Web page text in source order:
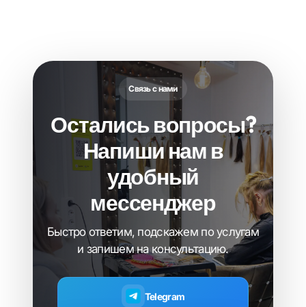
Связь с нами
Остались вопросы?
Напиши нам в
удобный
мессенджер
Быстро ответим, подскажем по услугам
и запишем на консультацию.
Telegram